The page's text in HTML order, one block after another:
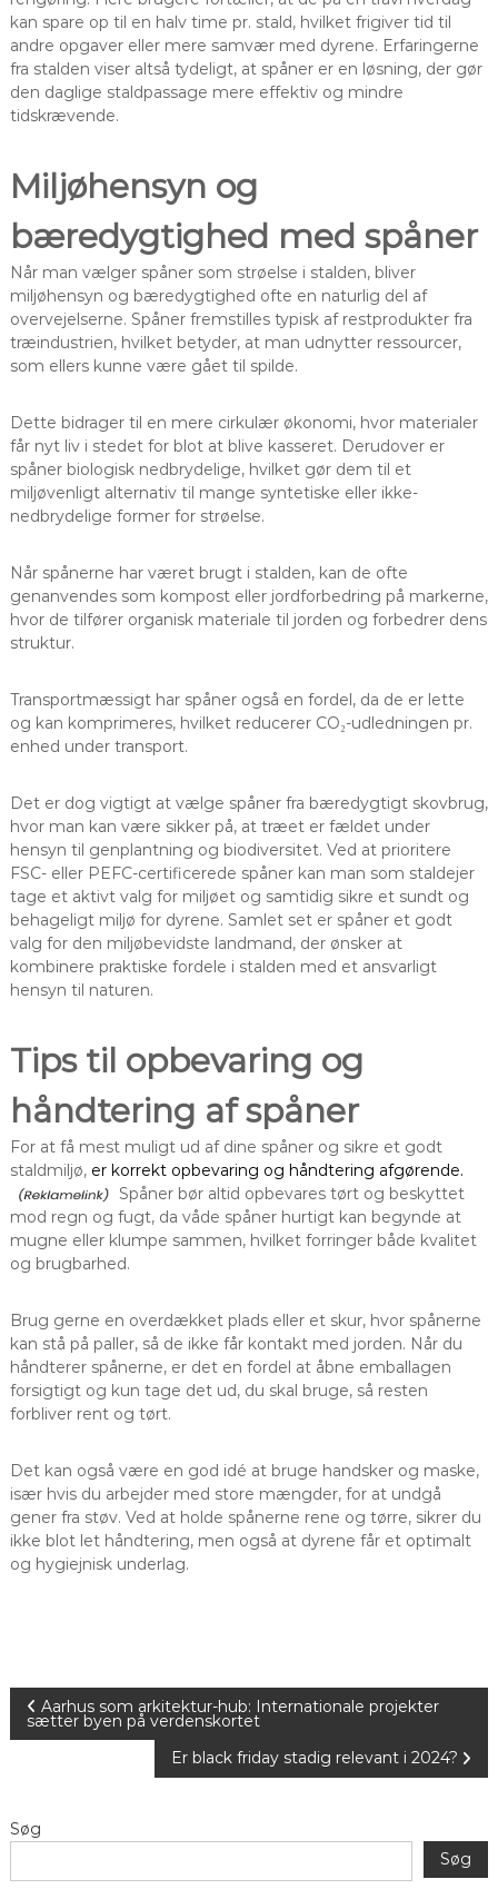
kan spare op til en halv time pr. stald, hvilket frigiver tid til
andre opgaver eller mere samvær med dyrene. Erfaringerne
fra stalden viser altså tydeligt, at spåner er en løsning, der gør
den daglige staldpassage mere effektiv og mindre
tidskrævende.
Miljøhensyn og
bæredygtighed med spåner
Når man vælger spåner som strøelse i stalden, bliver
miljøhensyn og bæredygtighed ofte en naturlig del af
overvejelserne. Spåner fremstilles typisk af restprodukter fra
træindustrien, hvilket betyder, at man udnytter ressourcer,
som ellers kunne være gået til spilde.
Dette bidrager til en mere cirkulær økonomi, hvor materialer
får nyt liv i stedet for blot at blive kasseret. Derudover er
spåner biologisk nedbrydelige, hvilket gør dem til et
miljøvenligt alternativ til mange syntetiske eller ikke-
nedbrydelige former for strøelse.
Når spånerne har været brugt i stalden, kan de ofte
genanvendes som kompost eller jordforbedring på markerne,
hvor de tilfører organisk materiale til jorden og forbedrer dens
struktur.
Transportmæssigt har spåner også en fordel, da de er lette
og kan komprimeres, hvilket reducerer CO₂-udledningen pr.
enhed under transport.
Det er dog vigtigt at vælge spåner fra bæredygtigt skovbrug,
hvor man kan være sikker på, at træet er fældet under
hensyn til genplantning og biodiversitet. Ved at prioritere
FSC- eller PEFC-certificerede spåner kan man som staldejer
tage et aktivt valg for miljøet og samtidig sikre et sundt og
behageligt miljø for dyrene. Samlet set er spåner et godt
valg for den miljøbevidste landmand, der ønsker at
kombinere praktiske fordele i stalden med et ansvarligt
hensyn til naturen.
Tips til opbevaring og
håndtering af spåner
For at få mest muligt ud af dine spåner og sikre et godt
staldmiljø, er korrekt opbevaring og håndtering afgørende.
Spåner bør altid opbevares tørt og beskyttet
mod regn og fugt, da våde spåner hurtigt kan begynde at
mugne eller klumpe sammen, hvilket forringer både kvalitet
og brugbarhed.
Brug gerne en overdækket plads eller et skur, hvor spånerne
kan stå på paller, så de ikke får kontakt med jorden. Når du
håndterer spånerne, er det en fordel at åbne emballagen
forsigtigt og kun tage det ud, du skal bruge, så resten
forbliver rent og tørt.
Det kan også være en god idé at bruge handsker og maske,
især hvis du arbejder med store mængder, for at undgå
gener fra støv. Ved at holde spånerne rene og tørre, sikrer du
ikke blot let håndtering, men også at dyrene får et optimalt
og hygiejnisk underlag.
d
Aarhus som arkitektur-hub: Internationale projekter
sætter byen på verdenskortet
Er black friday stadig relevant i 2024?
Søg
Søg